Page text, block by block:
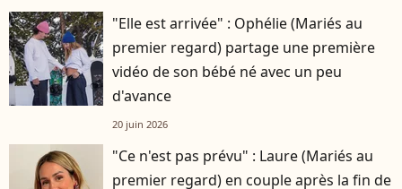
"Elle est arrivée" : Ophélie (Mariés au
premier regard) partage une première
vidéo de son bébé né avec un peu
d'avance
20 juin 2026
"Ce n'est pas prévu" : Laure (Mariés au
premier regard) en couple après la fin de